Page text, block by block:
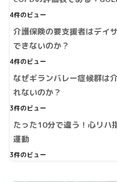
4件のビュー
介護保険の要支援者はデイ
できないのか？
4件のビュー
なぜギランバレー症候群は
れないのか？
3件のビュー
たった10分で違う！心リハ
運動
3件のビュー